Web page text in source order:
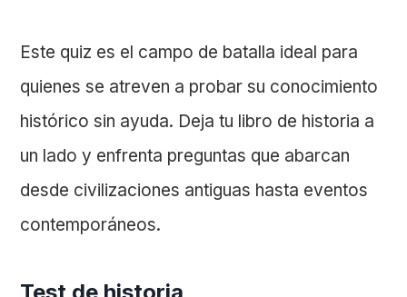
Este quiz es el campo de batalla ideal para
quienes se atreven a probar su conocimiento
histórico sin ayuda. Deja tu libro de historia a
un lado y enfrenta preguntas que abarcan
desde civilizaciones antiguas hasta eventos
contemporáneos.
Test de historia